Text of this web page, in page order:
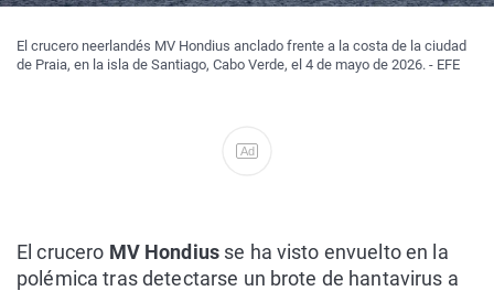
El crucero neerlandés MV Hondius anclado frente a la costa de la ciudad
de Praia, en la isla de Santiago, Cabo Verde, el 4 de mayo de 2026. - EFE
Ad
El crucero MV Hondiusse ha visto envuelto en la
polémica tras detectarse un brote de hantavirus a